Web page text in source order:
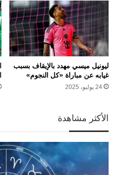
ليونيل ميسي مهدد بالإيقاف بسبب
غيابه عن مباراة «كل النجوم»
24 يوليو، 2025
الأكثر مشاهدة